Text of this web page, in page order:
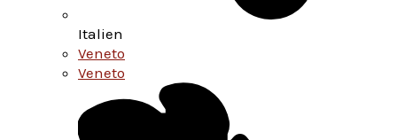
Italien
Veneto
Veneto